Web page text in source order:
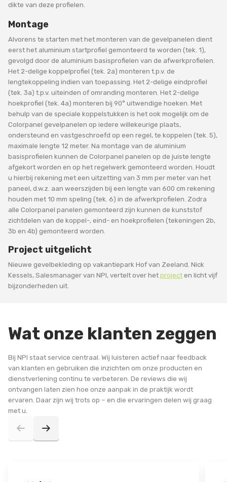
dikte van deze profielen.
Montage
Alvorens te starten met het monteren van de gevelpanelen dient
eerst het aluminium startprofiel gemonteerd te worden (tek. 1),
gevolgd door de aluminium basisprofielen van de afwerkprofielen.
Het 2-delige koppelprofiel (tek. 2a) monteren t.p.v. de
lengtekoppeling indien van toepassing. Het 2-delige eindprofiel
(tek. 3a) t.p.v. uiteinden of omranding monteren. Het 2-delige
hoekprofiel (tek. 4a) monteren bij 90° uitwendige hoeken. Met
behulp van de speciale koppelstukken is het ook mogelijk om de
Colorpanel gevelpanelen op iedere willekeurige plaats,
ondersteund en vastgeschroefd op een regel, te koppelen (tek. 5),
maximale lengte 12 meter. Na montage van de aluminium
basisprofielen kunnen de Colorpanel panelen op de juiste lengte
afgekort worden en op het regelwerk gemonteerd worden. Houdt
u hierbij rekening met een uitzetting van 3 mm per meter van het
paneel, d.w.z. aan weerszijden bij een lengte van 600 cm rekening
houden met 10 mm speling (tek. 6) in de afwerkprofielen. Zodra
alle Colorpanel panelen gemonteerd zijn kunnen de kunststof
zichtdelen van de koppel-, eind- en hoekprofielen (tekeningen 2b,
3b en 4b) gemonteerd worden.
Project uitgelicht
Nieuwe gevelbekleding op vakantiepark Hof van Zeeland. Nick
Kessels, Salesmanager van NPI, vertelt over het project en licht vijf
bijzonderheden uit.
Wat onze klanten zeggen
Bij NPI staat service centraal. Wij luisteren actief naar feedback
van klanten en gebruiken die inzichten om onze producten en
dienstverlening continu te verbeteren. De reviews die wij
ontvangen laten zien hoe onze aanpak in de praktijk wordt
ervaren. Daar zijn wij trots op – en die ervaringen delen wij graag
met u.